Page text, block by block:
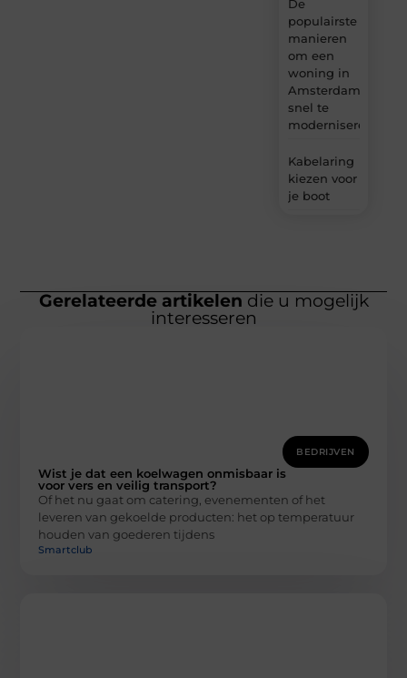
De
populairste
manieren
om een
woning in
Amsterdam
snel te
moderniseren
Kabelaring
kiezen voor
je boot
Gerelateerde artikelen die u mogelijk
interesseren
BEDRIJVEN
Wist je dat een koelwagen onmisbaar is
voor vers en veilig transport?
Of het nu gaat om catering, evenementen of het
leveren van gekoelde producten: het op temperatuur
houden van goederen tijdens
Smartclub